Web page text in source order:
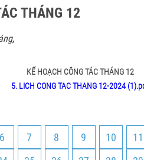
THÁNG 12
,
KẾ HOẠCH CÔNG TÁC THÁNG 12
5. LICH CONG TAC THANG 12-2024
6 7 8 9 10 11